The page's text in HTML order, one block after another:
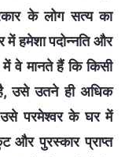
के लोग सत्य का
हमेशा पदोन्नति और
में वे मानते हैं कि किसी
है, उसे उतने ही अधिक
परमेश्वर के घर में
और पुरस्कार प्राप्त